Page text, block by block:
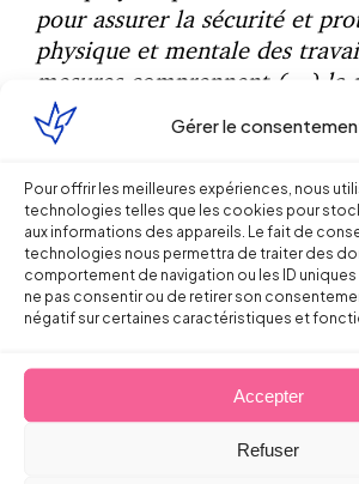
Gérer le
Pour offrir les meilleures expériences, nous
technologies telles que les cookies pour
aux informations des appareils. Le fait de
technologies nous permettra de traiter des
comportement de navigation ou les ID uniques
ne pas consentir ou de retirer son
négatif sur certaines caractéristiques et
Accepter
Refuser
pour assurer la sécurité et
physique et mentale des
mesures comprennent (…) la
d’une organisation et de
L’employeur veille à
mesures pour tenir compte du
des circonstances et tendre à
des situations existantes » (C.
1).
Concernant l’appréciation des
proprement dites, la mise à
l’analyse des risques
étayer concrètement et